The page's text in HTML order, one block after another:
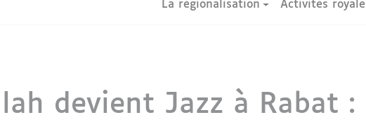
La régionalisation Activités
devient Jazz à Rabat